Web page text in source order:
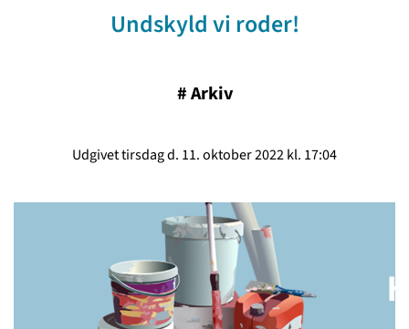
Undskyld vi roder!
#Arkiv
Udgivet tirsdag d. 11. oktober 2022 kl. 17:04